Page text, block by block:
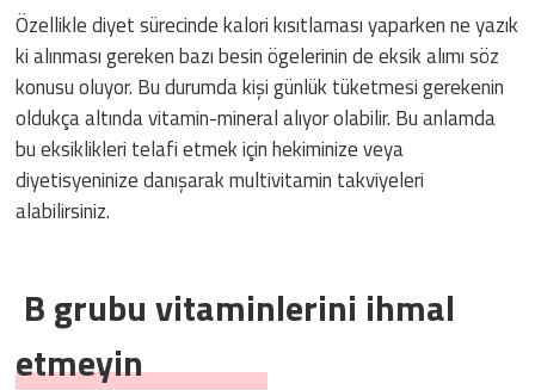
Özellikle diyet sürecinde kalori kısıtlaması yaparken ne yazık
ki alınması gereken bazı besin ögelerinin de eksik alımı söz
konusu oluyor. Bu durumda kişi günlük tüketmesi gerekenin
oldukça altında vitamin-mineral alıyor olabilir. Bu anlamda
bu eksiklikleri telafi etmek için hekiminize veya
diyetisyeninize danışarak multivitamin takviyeleri
alabilirsiniz.
B grubu vitaminlerini ihmal
etmeyin